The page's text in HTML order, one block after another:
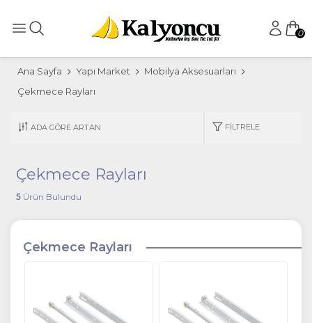
0
Ana Sayfa Yapı Market
Mobilya Aksesuarları
Çekmece Rayları
FILTRELE
Çekmece Rayları
5Ürün Bulundu
Çekmece Rayları